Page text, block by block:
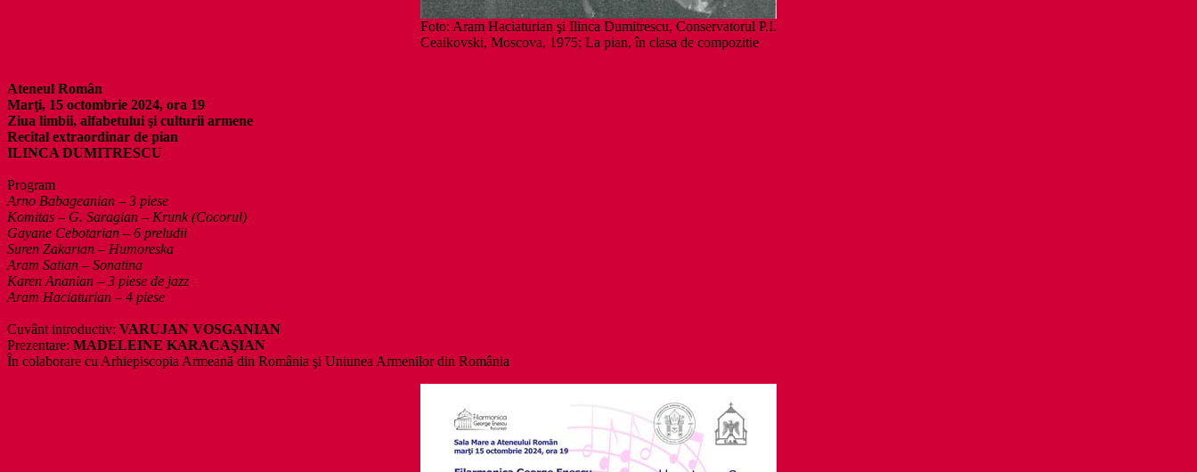
Foto: Aram Haciaturian şi Ilinca Dumitrescu, Conservatorul P.I.
Ceaikovski, Moscova, 1975; La pian, în clasa de compozitie
Ateneul Român
Marţi, 15 octombrie 2024, ora 19
Ziua limbii, alfabetului şi culturii armene
Recital extraordinar de pian
ILINCA DUMITRESCU
Program
Arno Babageanian – 3 piese
Komitas – G. Saragian – Krunk (Cocorul)
Gayane Cebotarian – 6 preludii
Suren Zakarian – Humoreska
Aram Satian – Sonatina
Karen Ananian – 3 piese de jazz
Aram Haciaturian – 4 piese
Cuvânt introductiv: VARUJAN VOSGANIAN
Prezentare: MADELEINE KARACAŞIAN
În colaborare cu Arhiepiscopia Armeană din România şi Uniunea Armenilor din România